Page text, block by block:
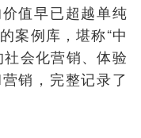
值早已超越单纯
案例库，堪称“中
会化营销、体验
销，完整记录了